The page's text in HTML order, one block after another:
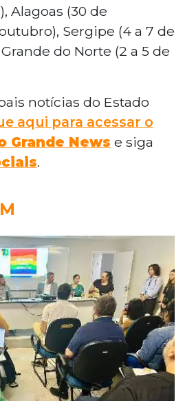
Alagoas (30 de
Sergipe (4 a 7 de
do Norte (2 a 5 de
notícias do Estado
aqui para acessar o
Grande News e siga
.